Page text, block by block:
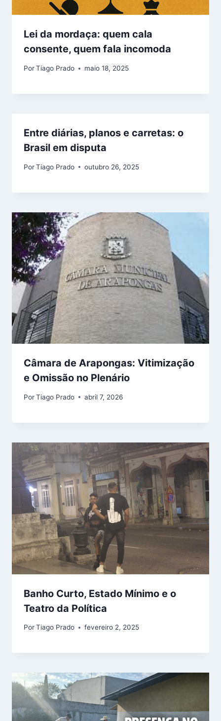
Lei da mordaça: quem cala
consente, quem fala incomoda
PorTiago Prado maio 18, 2025
Entre diárias, planos e carretas: o
Brasil em disputa
PorTiago Prado outubro 26, 2025
Câmara de Arapongas: Vitimização
e Omissão no Plenário
PorTiago Prado abril 7, 2026
Banho Curto, Estado Mínimo e o
Teatro da Política
PorTiago Prado fevereiro 2, 2025